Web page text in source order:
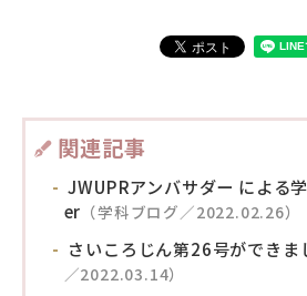
関連記事
JWUPRアンバサダー によ
er （学科ブログ／2022.02.26）
さいころじん第26号ができま
／2022.03.14）